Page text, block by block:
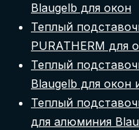
Blaugelb для окон
Теплый
PURATHERM для
Теплый
Blaugelb для окон
Теплый
для алюминия